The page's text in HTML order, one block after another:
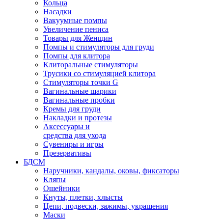
Кольца
Насадки
Вакуумные помпы
Увеличение пениса
Товары для Женщин
Помпы и стимуляторы для груди
Помпы для клитора
Клиторальные стимуляторы
Трусики со стимуляцией клитора
Стимуляторы точки G
Вагинальные шарики
Вагинальные пробки
Кремы для груди
Накладки и протезы
Аксессуары и
средства для ухода
Сувениры и игры
Презервативы
БДСМ
Наручники, кандалы, оковы, фиксаторы
Кляпы
Ошейники
Кнуты, плетки, хлысты
Цепи, подвески, зажимы, украшения
Маски